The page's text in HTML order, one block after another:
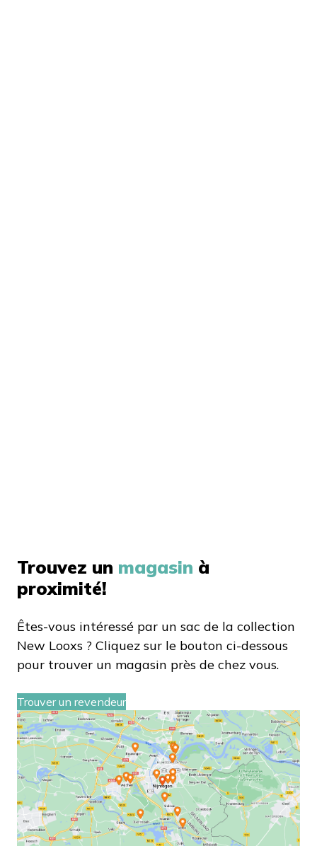
Trouvez un magasin à
proximité!
Êtes-vous intéressé par un sac de la collection
New Looxs ? Cliquez sur le bouton ci-dessous
pour trouver un magasin près de chez vous.
Trouver un revendeur